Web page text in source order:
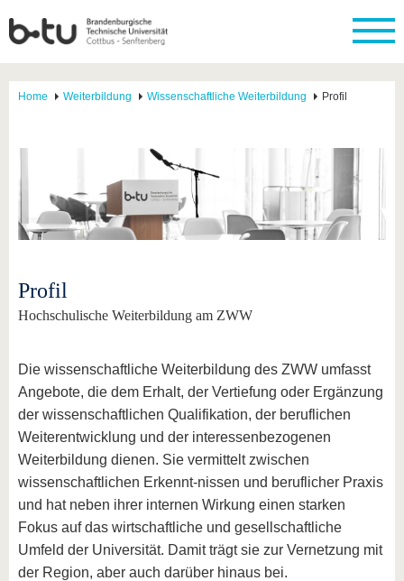
Home Weiterbildung Wissenschaftliche Weiterbildung Profil
Profil
Hochschulische Weiterbildung am ZWW
Die wissenschaftliche Weiterbildung des ZWW umfasst
Angebote, die dem Erhalt, der Vertiefung oder Ergänzung
der wissenschaftlichen Qualifikation, der beruflichen
Weiterentwicklung und der interessenbezogenen
Weiterbildung dienen. Sie vermittelt zwischen
wissenschaftlichen Erkennt-nissen und beruflicher Praxis
und hat neben ihrer internen Wirkung einen starken
Fokus auf das wirtschaftliche und gesellschaftliche
Umfeld der Universität. Damit trägt sie zur Vernetzung mit
der Region, aber auch darüber hinaus bei.